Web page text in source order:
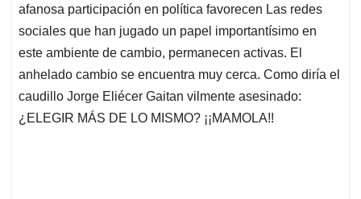
afanosa participación en política favorecen Las redes
sociales que han jugado un papel importantísimo en
este ambiente de cambio, permanecen activas. El
anhelado cambio se encuentra muy cerca. Como diría el
caudillo Jorge Eliécer Gaitan vilmente asesinado:
¿ELEGIR MÁS DE LO MISMO? ¡¡MAMOLA!!